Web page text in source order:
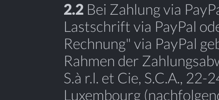
2.2 Bei Zahlung via
Lastschrift via PayPal
Rechnung" via PayPal
Rahmen der
S.à r.l. et Cie, S.C.A.,
Luxembourg